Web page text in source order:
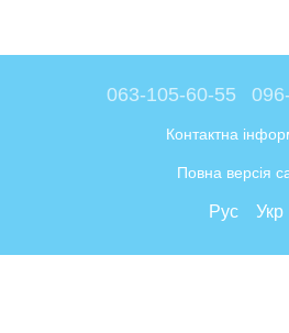
063-105-60-55
Контактна
Повна версія
Рус Укр